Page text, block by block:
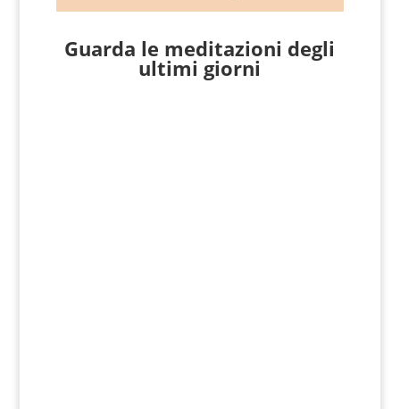
Guarda le meditazioni degli
ultimi giorni